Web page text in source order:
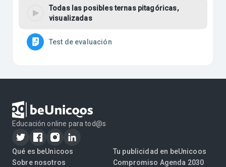
Todas las posibles ternas pitagóricas,
visualizadas
Test de evaluación
Educación online para tod@s
Qué es beUnicoos
Sobre nosotros
Tu publicidad en beUnicoos
Compromiso Agenda 2030